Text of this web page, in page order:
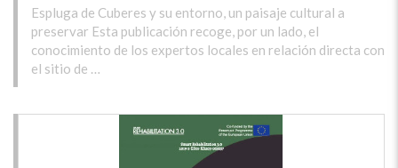
Espluga de Cuberes y su entorno, un paisaje cultural a
preservar Esta publicación recoge, por un lado, el
conocimiento de los expertos locales en relación directa con
el sitio de …